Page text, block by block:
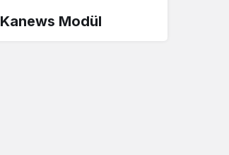
Kanews Modül